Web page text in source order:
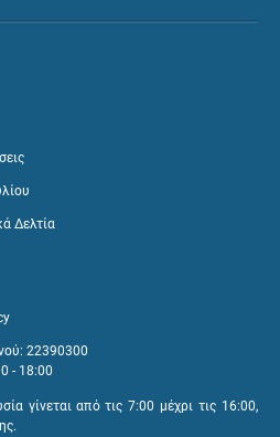
Δελτία
22390300
- 18:00
γίνεται από τις 7:00 μέχρι τις 16:00,